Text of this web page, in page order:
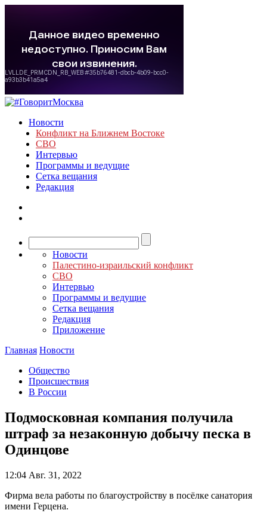
Новости
Конфликт на Ближнем Востоке
СВО
Интервью
Программы и ведущие
Сетка вещания
Редакция
Новости
Палестино-израильский конфликт
СВО
Интервью
Программы и ведущие
Сетка вещания
Редакция
Приложение
Главная Новости
Общество
Происшествия
В России
Подмосковная компания получила
штраф за незаконную добычу песка в
Одинцове
12:04 Авг. 31, 2022
Фирма вела работы по благоустройству в посёлке санатория
имени Герцена.